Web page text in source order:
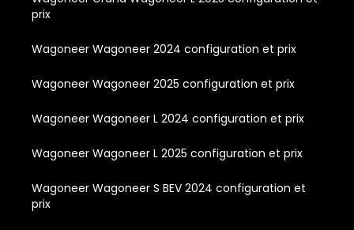
prix
Wagoneer Wagoneer 2024 configuration et prix
Wagoneer Wagoneer 2025 configuration et prix
Wagoneer Wagoneer L 2024 configuration et prix
Wagoneer Wagoneer L 2025 configuration et prix
Wagoneer Wagoneer S BEV 2024 configuration et
prix